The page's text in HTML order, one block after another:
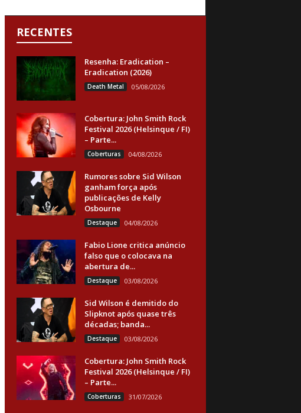
RECENTES
Resenha: Eradication –
Eradication (2026)
Death Metal 05/08/2026
Cobertura: John Smith Rock
Festival 2026 (Helsinque / FI)
– Parte...
Coberturas 04/08/2026
Rumores sobre Sid Wilson
ganham força após
publicações de Kelly
Osbourne
Destaque 04/08/2026
Fabio Lione critica anúncio
falso que o colocava na
abertura de...
Destaque 03/08/2026
Sid Wilson é demitido do
Slipknot após quase três
décadas; banda...
Destaque 03/08/2026
Cobertura: John Smith Rock
Festival 2026 (Helsinque / FI)
– Parte...
Coberturas 31/07/2026